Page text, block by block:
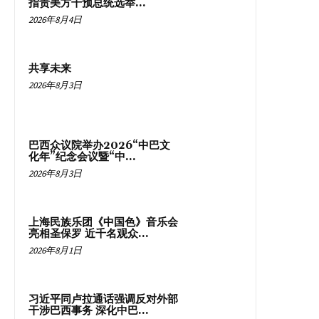
指责美方干预总统选举...
2026年8月4日
共享未来
2026年8月3日
巴西众议院举办2026“中巴文
化年”纪念会议暨“中...
2026年8月3日
上海民族乐团《中国色》音乐会
亮相圣保罗 近千名观众...
2026年8月1日
习近平同卢拉通话强调反对外部
干涉巴西事务 深化中巴...